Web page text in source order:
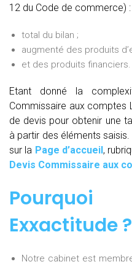
12 du Code de commerce) :
total du bilan ;
augmenté des produits
et des produits financiers.
Etant donné la
Commissaire aux comptes
de devis pour obtenir une
à partir des éléments
sur la Page d’accueil,
Devis Commissaire aux
Exxactitude?
Notre cabinet est